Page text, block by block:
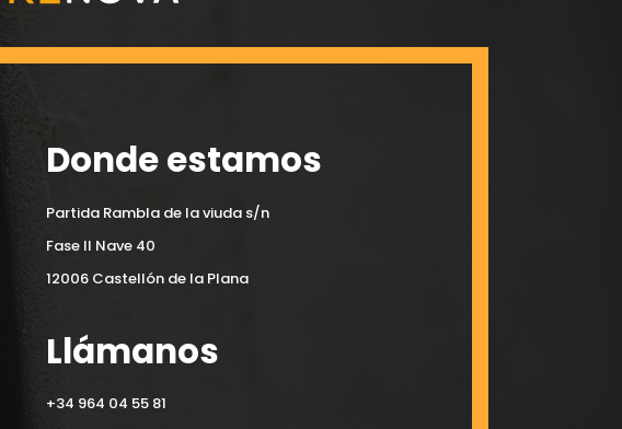
Donde estamos
Partida Rambla de la viuda s/n
Fase II Nave 40
12006 Castellón de la Plana
Llámanos
+34 964 04 55 81